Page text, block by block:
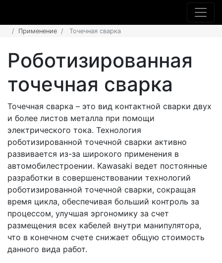
Применение Точечная сварка
Роботизированная
точечная сварка
Точечная сварка – это вид контактной сварки двух
и более листов металла при помощи
электрического тока. Технология
роботизированной точечной сварки активно
развивается из-за широкого применения в
автомобилестроении. Kawasaki ведет постоянные
разработки в совершенствовании технологий
роботизированной точечной сварки, сокращая
время цикла, обеспечивая больший контроль за
процессом, улучшая эргономику за счет
размещения всех кабелей внутри манипулятора,
что в конечном счете снижает общую стоимость
данного вида работ.